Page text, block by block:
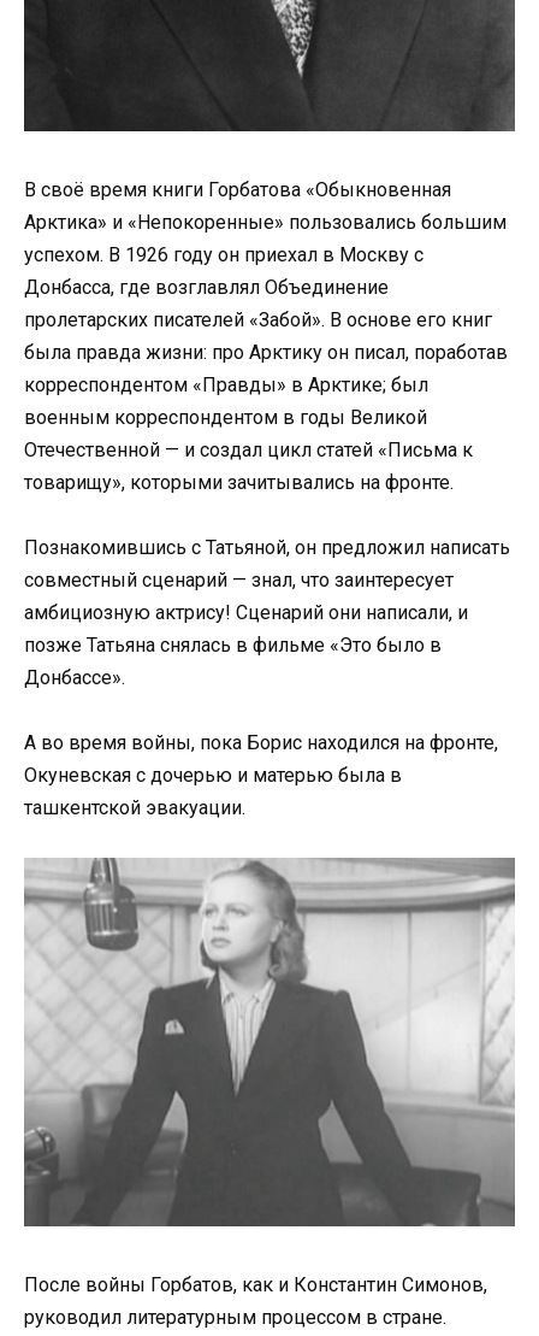
В своё время книги Горбатова «Обыкновенная
Арктика» и «Непокоренные» пользовались большим
успехом. В 1926 году он приехал в Москву с
Донбасса, где возглавлял Объединение
пролетарских писателей «Забой». В основе его книг
была правда жизни: про Арктику он писал, поработав
корреспондентом «Правды» в Арктике; был
военным корреспондентом в годы Великой
Отечественной — и создал цикл статей «Письма к
товарищу», которыми зачитывались на фронте.
Познакомившись с Татьяной, он предложил написать
совместный сценарий — знал, что заинтересует
амбициозную актрису! Сценарий они написали, и
позже Татьяна снялась в фильме «Это было в
Донбассе».
А во время войны, пока Борис находился на фронте,
Окуневская с дочерью и матерью была в
ташкентской эвакуации.
После войны Горбатов, как и Константин Симонов,
руководил литературным процессом в стране.